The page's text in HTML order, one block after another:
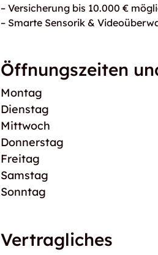
– Versicherung bis 10.000 €
– Smarte Sensorik &
Öffnungszeiten
Montag
Dienstag
Mittwoch
Donnerstag
Freitag
Samstag
Sonntag
Vertragliches